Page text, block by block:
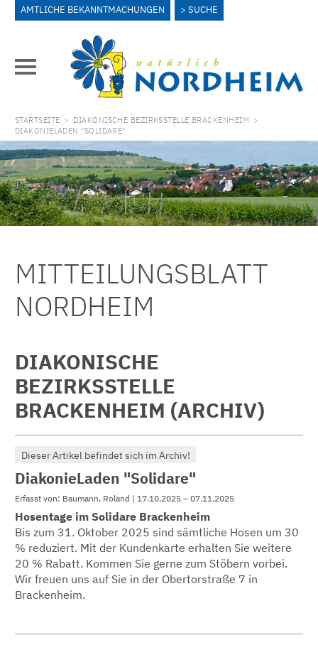
AMTLICHE BEKANNTMACHUNGEN SUCHE
STARTSEITE > DIAKONISCHE BEZIRKSSTELLE BRACKENHEIM >
DIAKONIELADEN "SOLIDARE"
MITTEILUNGSBLATT
NORDHEIM
DIAKONISCHE
BEZIRKSSTELLE
BRACKENHEIM (ARCHIV)
Dieser Artikel befindet sich im Archiv!
DiakonieLaden "Solidare"
Erfasst von: Baumann, Roland | 17.10.2025 – 07.11.2025
Hosentage im Solidare Brackenheim
Bis zum 31. Oktober 2025 sind sämtliche Hosen um 30
% reduziert. Mit der Kundenkarte erhalten Sie weitere
20 % Rabatt. Kommen Sie gerne zum Stöbern vorbei.
Wir freuen uns auf Sie in der Obertorstraße 7 in
Brackenheim.